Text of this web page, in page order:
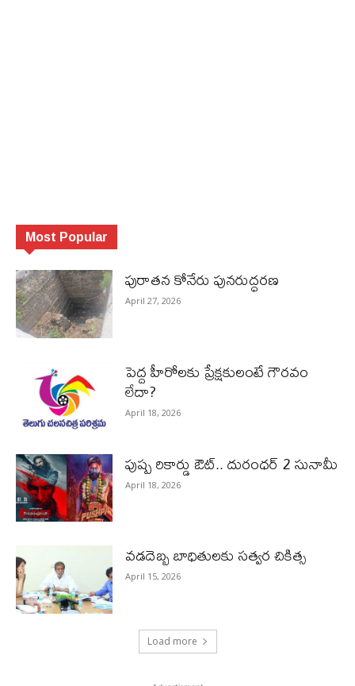
Most Popular
పురాత‌న కోనేరు పున‌రుద్ధ‌ర‌ణ
April 27, 2026
పెద్ద హీరోల‌కు ప్రేక్ష‌కులంటే గౌర‌వం
లేదా?
April 18, 2026
పుష్ప రికార్డు ఔట్‌.. దురంధ‌ర్ 2 సునామీ
April 18, 2026
వడదెబ్బ బాధితులకు సత్వర చికిత్స
April 15, 2026
Load more